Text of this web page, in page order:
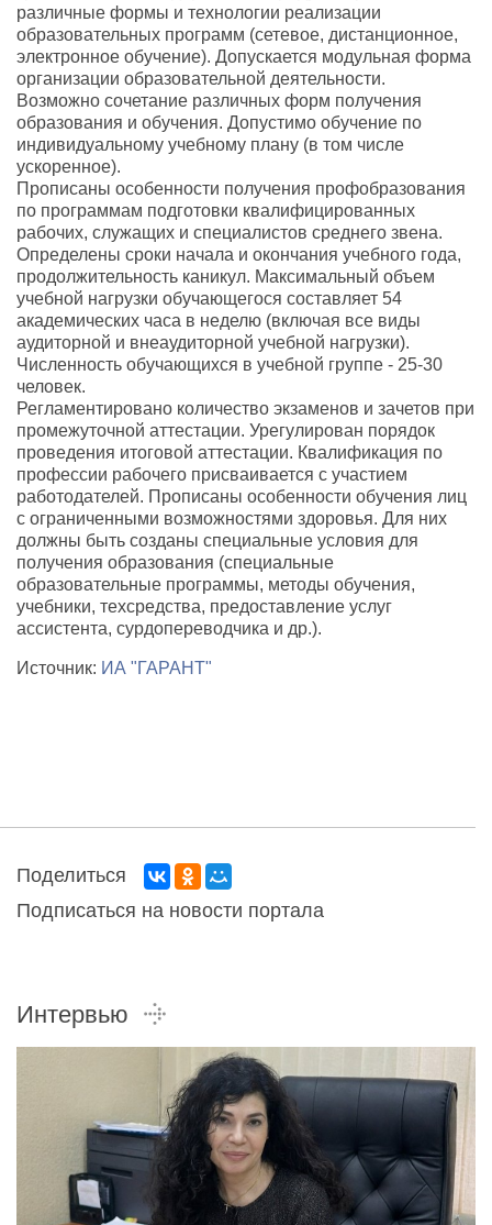
различные формы и технологии реализации
образовательных программ (сетевое, дистанционное,
электронное обучение). Допускается модульная форма
организации образовательной деятельности.
Возможно сочетание различных форм получения
образования и обучения. Допустимо обучение по
индивидуальному учебному плану (в том числе
ускоренное).
Прописаны особенности получения профобразования
по программам подготовки квалифицированных
рабочих, служащих и специалистов среднего звена.
Определены сроки начала и окончания учебного года,
продолжительность каникул. Максимальный объем
учебной нагрузки обучающегося составляет 54
академических часа в неделю (включая все виды
аудиторной и внеаудиторной учебной нагрузки).
Численность обучающихся в учебной группе - 25-30
человек.
Регламентировано количество экзаменов и зачетов при
промежуточной аттестации. Урегулирован порядок
проведения итоговой аттестации. Квалификация по
профессии рабочего присваивается с участием
работодателей. Прописаны особенности обучения лиц
с ограниченными возможностями здоровья. Для них
должны быть созданы специальные условия для
получения образования (специальные
образовательные программы, методы обучения,
учебники, техсредства, предоставление услуг
ассистента, сурдопереводчика и др.).
Источник: ИА "ГАРАНТ"
Поделиться
Подписаться на новости портала
Интервью